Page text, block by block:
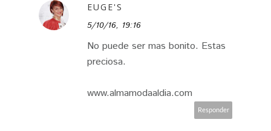
EUGE'S
5/10/16, 19:16
No puede ser mas bonito. Estas
preciosa.
www.almamodaaldia.com
Responder